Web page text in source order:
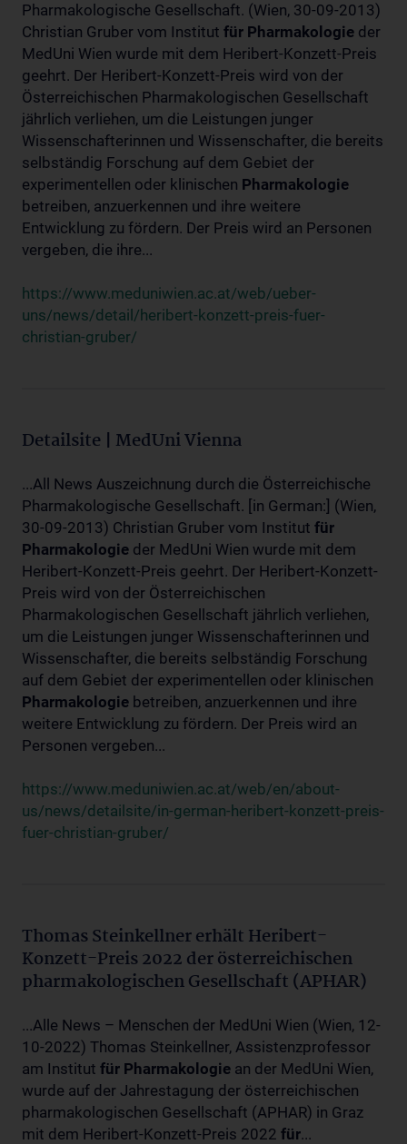
Pharmakologische Gesellschaft. (Wien, 30-09-2013)
Christian Gruber vom Institut für Pharmakologie der
MedUni Wien wurde mit dem Heribert-Konzett-Preis
geehrt. Der Heribert-Konzett-Preis wird von der
Österreichischen Pharmakologischen Gesellschaft
jährlich verliehen, um die Leistungen junger
Wissenschafterinnen und Wissenschafter, die bereits
selbständig Forschung auf dem Gebiet der
experimentellen oder klinischen Pharmakologie
betreiben, anzuerkennen und ihre weitere
Entwicklung zu fördern. Der Preis wird an Personen
vergeben, die ihre...
https://www.meduniwien.ac.at/web/ueber-
uns/news/detail/heribert-konzett-preis-fuer-
christian-gruber/
Detailsite | MedUni Vienna
...All News Auszeichnung durch die Österreichische
Pharmakologische Gesellschaft. [in German:] (Wien,
30-09-2013) Christian Gruber vom Institut für
Pharmakologie der MedUni Wien wurde mit dem
Heribert-Konzett-Preis geehrt. Der Heribert-Konzett-
Preis wird von der Österreichischen
Pharmakologischen Gesellschaft jährlich verliehen,
um die Leistungen junger Wissenschafterinnen und
Wissenschafter, die bereits selbständig Forschung
auf dem Gebiet der experimentellen oder klinischen
Pharmakologie betreiben, anzuerkennen und ihre
weitere Entwicklung zu fördern. Der Preis wird an
Personen vergeben...
https://www.meduniwien.ac.at/web/en/about-
us/news/detailsite/in-german-heribert-konzett-preis-
fuer-christian-gruber/
Thomas Steinkellner erhält Heribert-
Konzett-Preis 2022 der österreichischen
pharmakologischen Gesellschaft (APHAR)
...Alle News – Menschen der MedUni Wien (Wien, 12-
10-2022) Thomas Steinkellner, Assistenzprofessor
am Institut für Pharmakologie an der MedUni Wien,
wurde auf der Jahrestagung der österreichischen
pharmakologischen Gesellschaft (APHAR) in Graz
mit dem Heribert-Konzett-Preis 2022 für...